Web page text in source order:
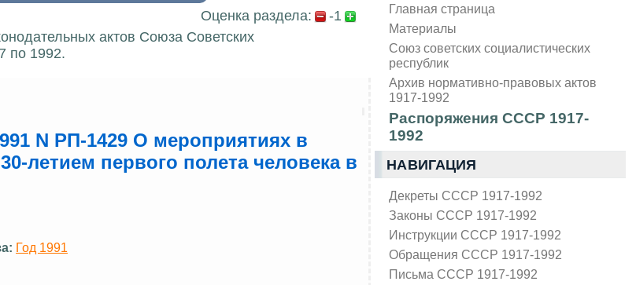
Главная страница
Материалы
Союз советских социалистических
республик
Архив нормативно-правовых актов
1917-1992
Распоряжения СССР 1917-
1992
НАВИГАЦИЯ
Декреты СССР 1917-1992
Законы СССР 1917-1992
Инструкции СССР 1917-1992
Обращения СССР 1917-1992
Письма СССР 1917-1992
Оценка раздела:
-1
актов Союза Советских
по 1992.
N РП-1429 О мероприятиях в
летием первого полета человека в
Год 1991